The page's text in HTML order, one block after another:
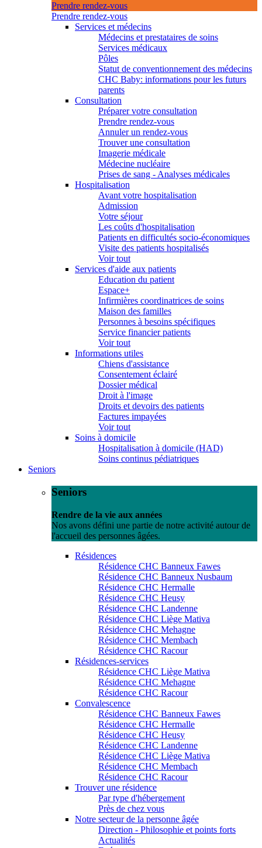
Prendre rendez-vous
Prendre rendez-vous
Services et médecins
Médecins et prestataires de soins
Services médicaux
Pôles
Statut de conventionnement des médecins
CHC Baby: informations pour les futurs
parents
Consultation
Préparer votre consultation
Prendre rendez-vous
Annuler un rendez-vous
Trouver une consultation
Imagerie médicale
Médecine nucléaire
Prises de sang - Analyses médicales
Hospitalisation
Avant votre hospitalisation
Admission
Votre séjour
Les coûts d'hospitalisation
Patients en difficultés socio-économiques
Visite des patients hospitalisés
Voir tout
Services d'aide aux patients
Education du patient
Espace+
Infirmières coordinatrices de soins
Maison des familles
Personnes à besoins spécifiques
Service financier patients
Voir tout
Informations utiles
Chiens d'assistance
Consentement éclairé
Dossier médical
Droit à l'image
Droits et devoirs des patients
Factures impayées
Voir tout
Soins à domicile
Hospitalisation à domicile (HAD)
Soins continus pédiatriques
Seniors
Seniors
Rendre de la vie aux années
Nos avons défini une partie de notre activité autour de
l'accueil des personnes âgées.
Résidences
Résidence CHC Banneux Fawes
Résidence CHC Banneux Nusbaum
Résidence CHC Hermalle
Résidence CHC Heusy
Résidence CHC Landenne
Résidence CHC Liège Mativa
Résidence CHC Mehagne
Résidence CHC Membach
Résidence CHC Racour
Résidences-services
Résidence CHC Liège Mativa
Résidence CHC Mehagne
Résidence CHC Racour
Convalescence
Résidence CHC Banneux Fawes
Résidence CHC Hermalle
Résidence CHC Heusy
Résidence CHC Landenne
Résidence CHC Liège Mativa
Résidence CHC Membach
Résidence CHC Racour
Trouver une résidence
Par type d'hébergement
Près de chez vous
Notre secteur de la personne âgée
Direction - Philosophie et points forts
Actualités